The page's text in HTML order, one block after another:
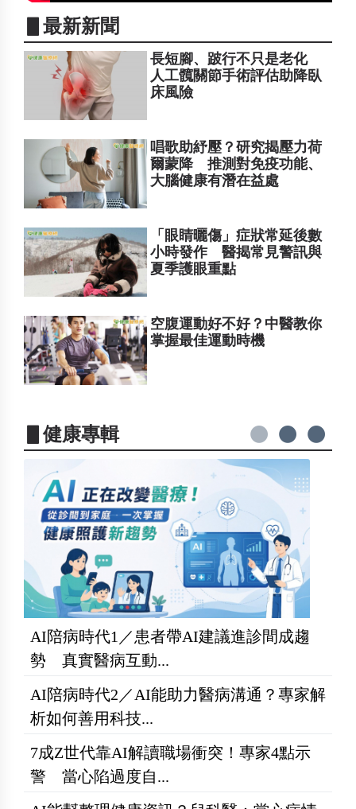
▋最新新聞
長短腳、跛行不只是老化
人工髖關節手術評估助降臥
床風險
唱歌助紓壓？研究揭壓力荷
爾蒙降 推測對免疫功能、
大腦健康有潛在益處
「眼睛曬傷」症狀常延後數
小時發作 醫揭常見警訊與
夏季護眼重點
空腹運動好不好？中醫教你
掌握最佳運動時機
▋健康專輯
AI陪病時代1／患者帶AI建議進診間成趨
勢 真實醫病互動...
AI陪病時代2／AI能助力醫病溝通？專家解
析如何善用科技...
7成Z世代靠AI解讀職場衝突！專家4點示
警 當心陷過度自...